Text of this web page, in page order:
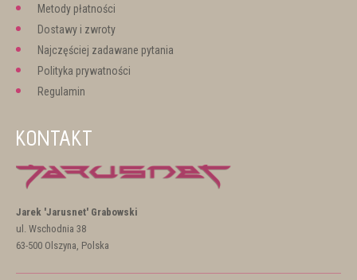
Metody płatności
Dostawy i zwroty
Najczęściej zadawane pytania
Polityka prywatności
Regulamin
KONTAKT
Jarek 'Jarusnet' Grabowski
ul. Wschodnia 38
63-500 Olszyna, Polska